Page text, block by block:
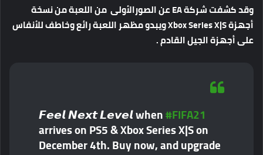
وقد كشفت شركة EA عن الصورالأولى من اللعبة من نسخة
أجهزة Xbox Series X|S ويبدو مظهر اللعبة رائع وخاطف للأنفاس
على أجهزة الجيل القادم .
𝙁𝙚𝙚𝙡 𝙉𝙚𝙭𝙩 𝙇𝙚𝙫𝙚𝙡 when#FIFA21
arrives on PS5 & Xbox Series X|S on
December 4th. Buy now, and upgrade